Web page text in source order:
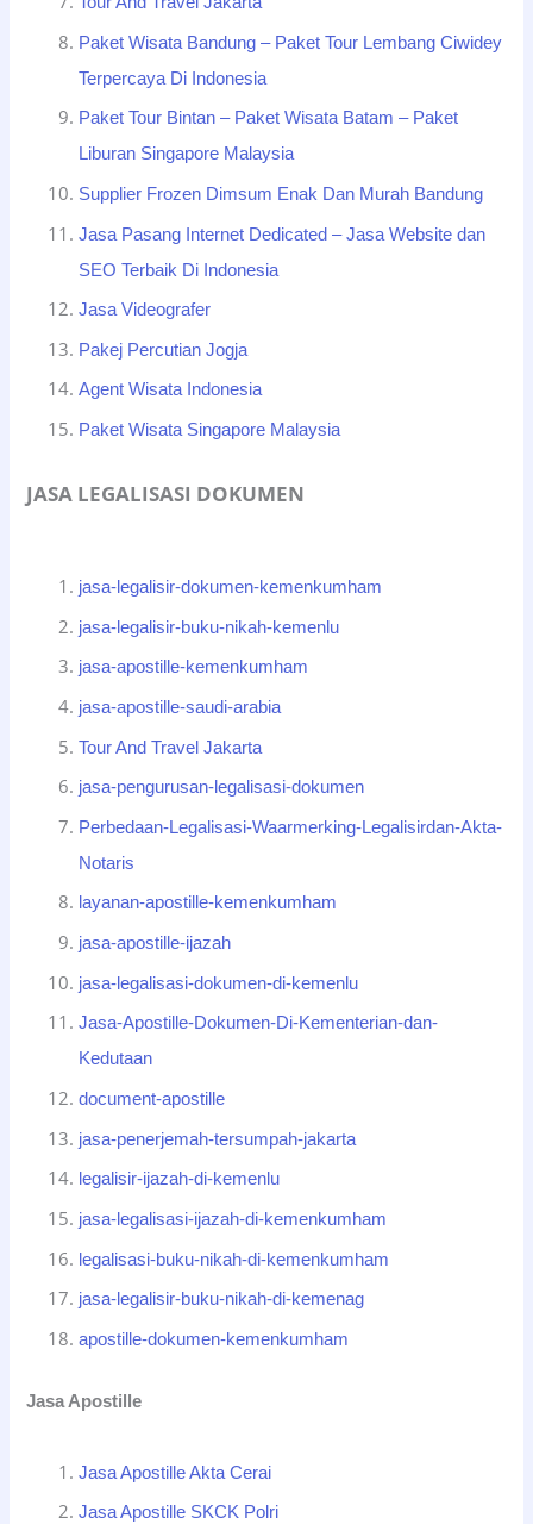
Paket Wisata Bandung – Paket Tour Lembang Ciwidey
Terpercaya Di Indonesia
Paket Tour Bintan – Paket Wisata Batam – Paket
Liburan Singapore Malaysia
Supplier Frozen Dimsum Enak Dan Murah Bandung
Jasa Pasang Internet Dedicated – Jasa Website dan
SEO Terbaik Di Indonesia
Jasa Videografer
Pakej Percutian Jogja
Agent Wisata Indonesia
Paket Wisata Singapore Malaysia
JASA LEGALISASI DOKUMEN
jasa-legalisir-dokumen-kemenkumham
jasa-legalisir-buku-nikah-kemenlu
jasa-apostille-kemenkumham
jasa-apostille-saudi-arabia
Tour And Travel Jakarta
jasa-pengurusan-legalisasi-dokumen
Perbedaan-Legalisasi-Waarmerking-Legalisirdan-Akta-
Notaris
layanan-apostille-kemenkumham
jasa-apostille-ijazah
jasa-legalisasi-dokumen-di-kemenlu
Jasa-Apostille-Dokumen-Di-Kementerian-dan-
Kedutaan
document-apostille
jasa-penerjemah-tersumpah-jakarta
legalisir-ijazah-di-kemenlu
jasa-legalisasi-ijazah-di-kemenkumham
legalisasi-buku-nikah-di-kemenkumham
jasa-legalisir-buku-nikah-di-kemenag
apostille-dokumen-kemenkumham
Jasa Apostille
Jasa Apostille Akta Cerai
Jasa Apostille SKCK Polri